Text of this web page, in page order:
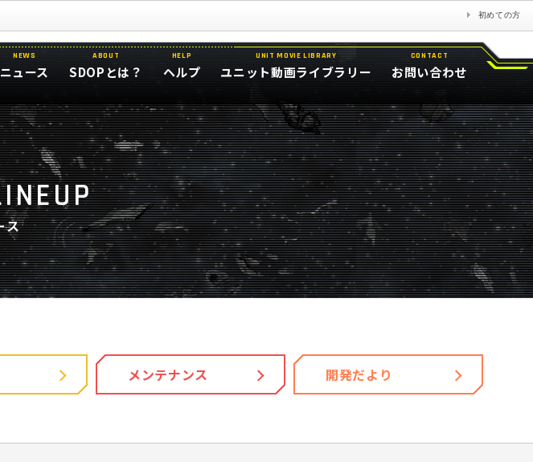
初めての方
NEWS
ニュース
ABOUT
SDOPとは？
HELP
ヘルプ
UNIT MOVIE LIBRARY
ユニット動画ライブラリー
CONTACT
お問い合わせ
ス
メンテナンス 開発だより